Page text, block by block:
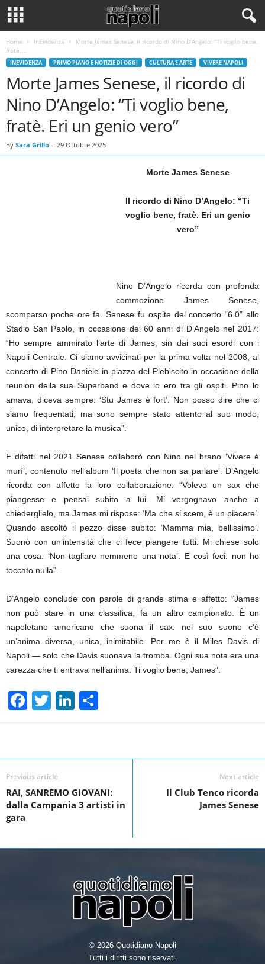
Home InEvidenza
Morte James Senese, il ricordo di Nino D’Angelo: “Ti voglio bene,
fratè....
INEVIDENZA PRIMO PIANO E NOTIZIE DI OGGI CULTURA E ARTE VIVERE NAPOLI
Morte James Senese, il ricordo di
Nino D’Angelo: “Ti voglio bene,
fratè. Eri un genio vero”
By Sara Grillo - 29 Ottobre 2025
Morte James Senese
Il ricordo di Nino D’Angelo: “Ti
voglio bene, fratè. Eri un genio
vero”
Nino D’Angelo ricorda con profonda
commozione James Senese,
scomparso poche ore fa. Senese fu ospite del concerto “6.0” allo
Stadio San Paolo, in occasione dei 60 anni di D’Angelo nel 2017:
“Ho sempre ammirato l’arte di James, sin dai suoi esordi con i
Napoli Centrale. Ci siamo avvicinati per la prima volta nel 2008, al
concerto di Pino Daniele in piazza del Plebiscito in occasione della
reunion della sua Superband e dove io ero tra gli ospiti. Pino lo
amava, diceva sempre: ‘Stu James è fort’. Non posso dire che ci
siamo frequentati, ma sono sempre stato attento al suo modo,
unico, di interpretare la musica”.
E difatti nel 2021 Senese collaborò con Nino nel brano ‘Vivere è
murì’, contenuto nell’album ‘Il poeta che non sa parlare’. D’Angelo
ricorda con affetto la loro collaborazione: “Volevo un sax che
piangesse e pensai subito a lui. Mi vergognavo anche a
chiederglielo, ma James mi rispose: ‘Ma che si scem, è un piacere’.
Quando ascoltò il pezzo disse subito: ‘Mamma mia, bellissimo’.
Suonò con un’intensità che ci fece piangere tutti. Mi chiese solo
una cosa: ‘Non tagliare nemmeno una nota’. E così feci: non ho
toccato nulla”.
D’Angelo conclude con parole di grande stima e affetto: “James
non può stare in una classifica, fa un altro campionato. È un
napoletano americano che suona il sax: nel suo suono c’è
un’anima diversa, unica, inimitabile. Per me è il Miles Davis di
Napoli — solo che Davis suonava la tromba. Ogni sua nota era una
carezza che ti entrava nell’anima. Ti voglio bene, James”.
F
a
e
b
o
o
T
wi
er
Li
n
e
n
h
e
Previous article
RAI, SANREMO GIOVANI:
dalla Campania 3 artisti in
gara
Next article
Il Club Tenco ricorda
James Senese
© 2026 Quotidiano Napoli
Tutti i diritti sono riservati.